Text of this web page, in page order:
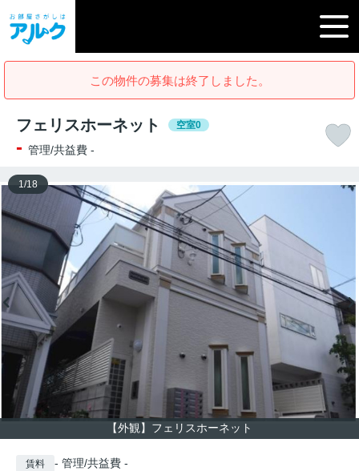
この物件の募集は終了しました。
フェリスホーネット 空室0
- 管理/共益費 -
【外観】フェリスホーネット
1 /18
賃料 - 管理/共益費 -